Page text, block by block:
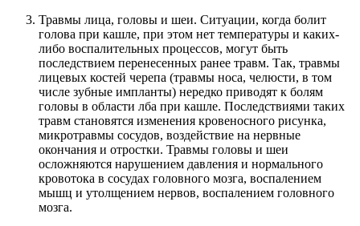
Травмы лица, головы и шеи. Ситуации, когда болит
голова при кашле, при этом нет температуры и каких-
либо воспалительных процессов, могут быть
последствием перенесенных ранее травм. Так, травмы
лицевых костей черепа (травмы носа, челюсти, в том
числе зубные импланты) нередко приводят к болям
головы в области лба при кашле. Последствиями таких
травм становятся изменения кровеносного рисунка,
микротравмы сосудов, воздействие на нервные
окончания и отростки. Травмы головы и шеи
осложняются нарушением давления и нормального
кровотока в сосудах головного мозга, воспалением
мышц и утолщением нервов, воспалением головного
мозга.